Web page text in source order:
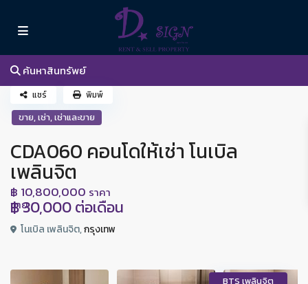
ค้นหาสินทรัพย์
ขาย,เช่า,เช่าและขาย
CDA060 คอนโดให้เช่า โนเบิล
เพลินจิต
฿ 10,800,000 ราคา
ขาย
฿ 30,000ต่อเดือน
โนเบิล เพลินจิต,กรุงเทพ
แชร์ พิมพ์
BTS เพลินจิต